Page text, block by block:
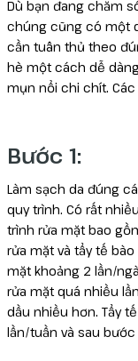
Dù bạn đang chăm
chúng cũng có một
cần tuân thủ theo
hè một cách dễ
mụn nổi chi chít.
Bước 1:
Làm sạch da đúng
quy trình. Có rất
trình rửa mặt bao
rửa mặt và tẩy tế
mặt khoảng 2 lần/
rửa mặt quá nhiều
dầu nhiều hơn. Tẩy
lần/tuần và sau bước